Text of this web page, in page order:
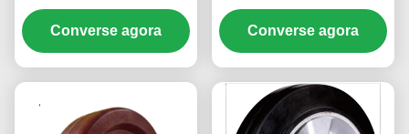
pouco peso da roda Pp
do peso médio Roda
industrial resistente do
Converse agora
europeia Pu de carga
pesada
Converse agora